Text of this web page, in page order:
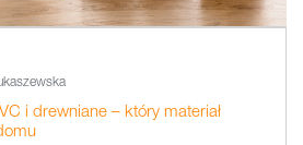
i drewniane – który materiał